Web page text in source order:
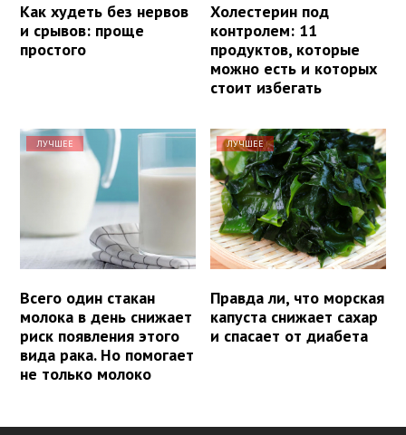
Как худеть без нервов
и срывов: проще
простого
Холестерин под
контролем: 11
продуктов, которые
можно есть и которых
стоит избегать
ЛУЧШЕЕ
Всего один стакан
молока в день снижает
риск появления этого
вида рака. Но помогает
не только молоко
ЛУЧШЕЕ
Правда ли, что морская
капуста снижает сахар
и спасает от диабета